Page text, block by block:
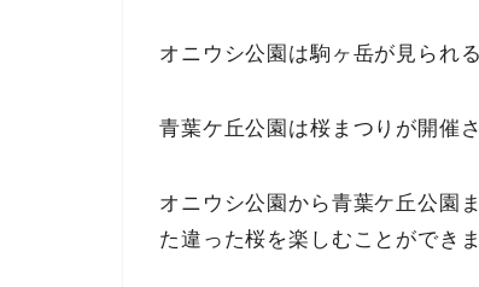
オニウシ公園は駒ヶ岳が見られ
青葉ケ丘公園は桜まつりが開催
オニウシ公園から青葉ケ丘公園
た違った桜を楽しむことができま